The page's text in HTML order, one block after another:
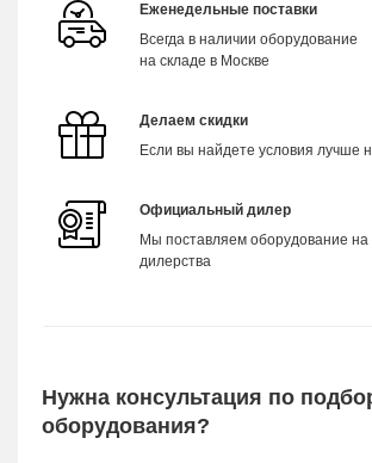
Еженедельные поставки
Всегда в наличии оборудование
на складе в Москве
Делаем скидки
Если вы найдете условия лучше
Официальный дилер
Мы поставляем оборудование на
дилерства
Нужна консультация по
оборудования?